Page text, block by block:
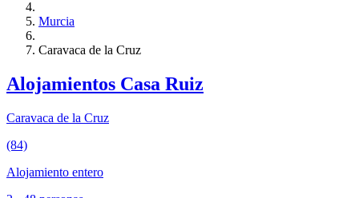
Murcia
Caravaca de la Cruz
Alojamientos Casa Ruiz
Caravaca de la Cruz
(84)
Alojamiento entero